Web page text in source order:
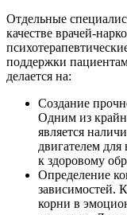
Отдельные
качестве врачей-
поддержки
делается на:
Создание
Одним из
является
двигателем
к здоровому
Определение
зависимостей.
корни в